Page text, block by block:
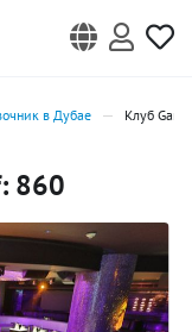
в Дубае Клуб
860